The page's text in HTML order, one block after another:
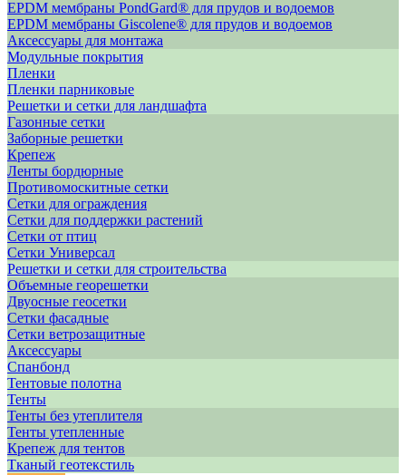
EPDM мембраны PondGard® для прудов и водоемов
EPDM мембраны Giscolene® для прудов и водоемов
Аксессуары для монтажа
Модульные покрытия
Пленки
Пленки парниковые
Решетки и сетки для ландшафта
Газонные сетки
Заборные решетки
Крепеж
Ленты бордюрные
Противомоскитные сетки
Сетки для ограждения
Сетки для поддержки растений
Сетки от птиц
Сетки Универсал
Решетки и сетки для строительства
Объемные георешетки
Двуосные геосетки
Сетки фасадные
Сетки ветрозащитные
Аксессуары
Спанбонд
Тентовые полотна
Тенты
Тенты без утеплителя
Тенты утепленные
Крепеж для тентов
Тканый геотекстиль